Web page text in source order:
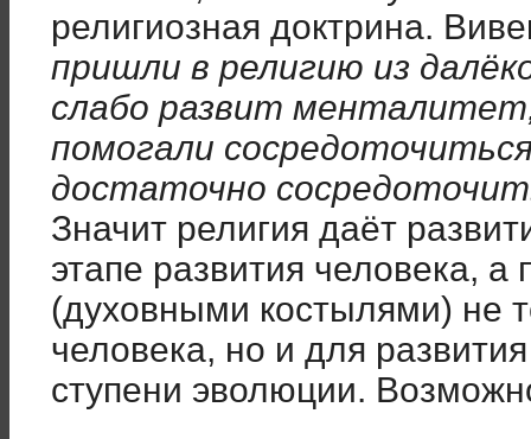
религиозная доктрина.
пришли в религию из
слабо развит
помогали
достаточно
Значит религия даёт
этапе развития человека,
(духовными костылями) не
человека, но и для
ступени эволюции.